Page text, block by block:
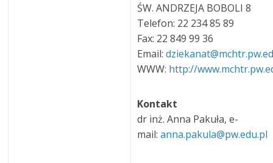
ŚW. ANDRZEJA BOBOLI 8
Telefon: 22 234 85 89
Fax: 22 849 99 36
Email:
WWW: http://
Kontakt
dr inż. Anna Pakuła, e-
mail:anna.pakula@pw.edu.pl